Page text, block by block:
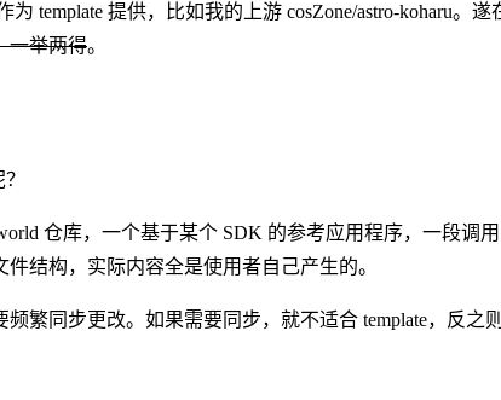
template 提供，比如我的上游 cosZone/astro-koharu。遂
一举两得。
仓库，一个基于某个 SDK 的参考应用程序，一段调
结构，实际内容全是使用者自己产生的。
繁同步更改。如果需要同步，就不适合 template，反之